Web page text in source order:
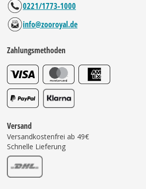
0221/1773-1000
info@zooroyal.de
Zahlungsmethoden
Versand
Versandkostenfrei ab 49€
Schnelle Lieferung